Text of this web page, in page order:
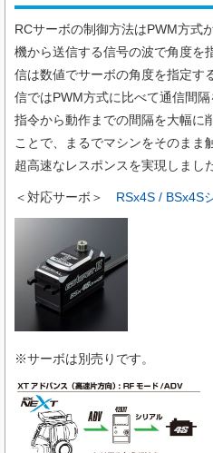
RCサーボの制御方法はPWM方式
機から送信する信号の波で角度を
信は数値でサーボの角度を指定す
信ではPWM方式に比べて通信間隔
指令から動作までの間隔を大幅に
ことで、まるでマシンをそのまま
超高速なレスポンスを実現しまし
＜対応サーボ＞ RSx4S / BSx4S
※サーボは別売りです。